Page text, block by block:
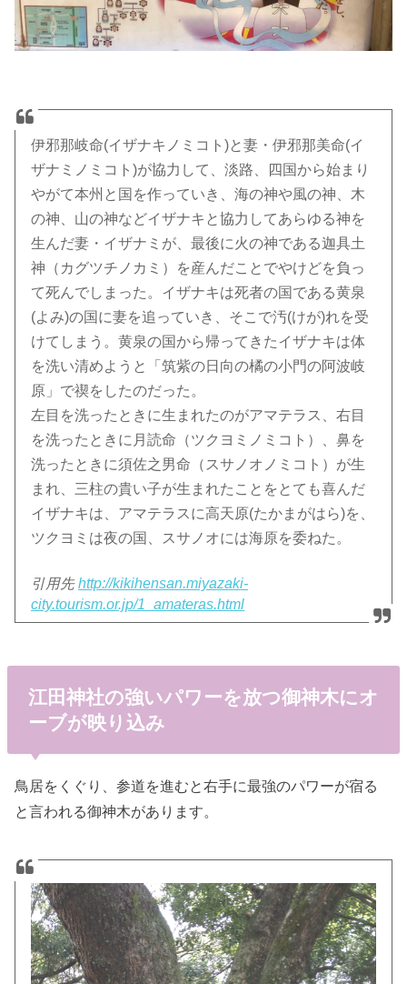
伊邪那岐命(イザナキノミコト)と妻・伊邪那美命(イ
ザナミノミコト)が協力して、淡路、四国から始まり
やがて本州と国を作っていき、海の神や風の神、木
の神、山の神などイザナキと協力してあらゆる神を
生んだ妻・イザナミが、最後に火の神である迦具土
神（カグツチノカミ）を産んだことでやけどを負っ
て死んでしまった。イザナキは死者の国である黄泉
(よみ)の国に妻を追っていき、そこで汚(けが)れを受
けてしまう。黄泉の国から帰ってきたイザナキは体
を洗い清めようと「筑紫の日向の橘の小門の阿波岐
原」で禊をしたのだった。
左目を洗ったときに生まれたのがアマテラス、右目
を洗ったときに月読命（ツクヨミノミコト）、鼻を
洗ったときに須佐之男命（スサノオノミコト）が生
まれ、三柱の貴い子が生まれたことをとても喜んだ
イザナキは、アマテラスに高天原(たかまがはら)を、
ツクヨミは夜の国、スサノオには海原を委ねた。
引用先http://kikihensan.miyazaki-
city.tourism.or.jp/1_amateras.html
江田神社の強いパワーを放つ御神木にオ
ーブが映り込み
鳥居をくぐり、参道を進むと右手に最強のパワーが宿る
と言われる御神木があります。